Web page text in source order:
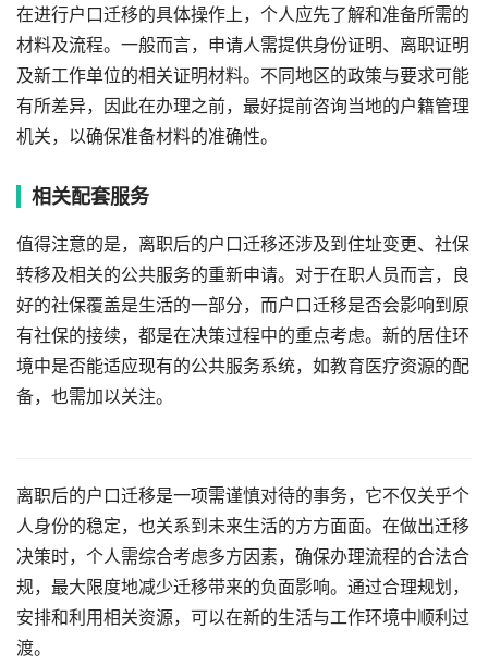
在进行户口迁移的具体操作上，个人应先了解和准备所需的
材料及流程。一般而言，申请人需提供身份证明、离职证明
及新工作单位的相关证明材料。不同地区的政策与要求可能
有所差异，因此在办理之前，最好提前咨询当地的户籍管理
机关，以确保准备材料的准确性。
相关配套服务
值得注意的是，离职后的户口迁移还涉及到住址变更、社保
转移及相关的公共服务的重新申请。对于在职人员而言，良
好的社保覆盖是生活的一部分，而户口迁移是否会影响到原
有社保的接续，都是在决策过程中的重点考虑。新的居住环
境中是否能适应现有的公共服务系统，如教育医疗资源的配
备，也需加以关注。
离职后的户口迁移是一项需谨慎对待的事务，它不仅关乎个
人身份的稳定，也关系到未来生活的方方面面。在做出迁移
决策时，个人需综合考虑多方因素，确保办理流程的合法合
规，最大限度地减少迁移带来的负面影响。通过合理规划，
安排和利用相关资源，可以在新的生活与工作环境中顺利过
渡。